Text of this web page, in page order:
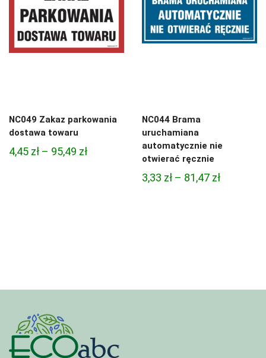
NC049 Zakaz parkowania
dostawa towaru
4,45 zł – 95,49 złZakres
NC044 Brama
uruchamiana
automatycznie nie
otwierać ręcznie
3,33 zł – 81,47 złZakres